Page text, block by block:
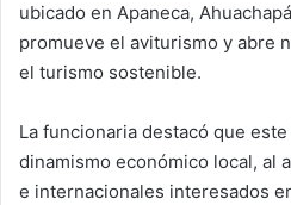
ubicado en Apaneca,
promueve el aviturismo y abre
el turismo sostenible.
La funcionaria destacó que
dinamismo económico local, al
e internacionales interesados